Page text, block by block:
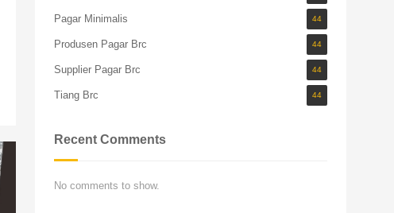
Pagar Minimalis 44
Produsen Pagar Brc 44
Supplier Pagar Brc 44
Tiang Brc 44
Recent Comments
No comments to show.